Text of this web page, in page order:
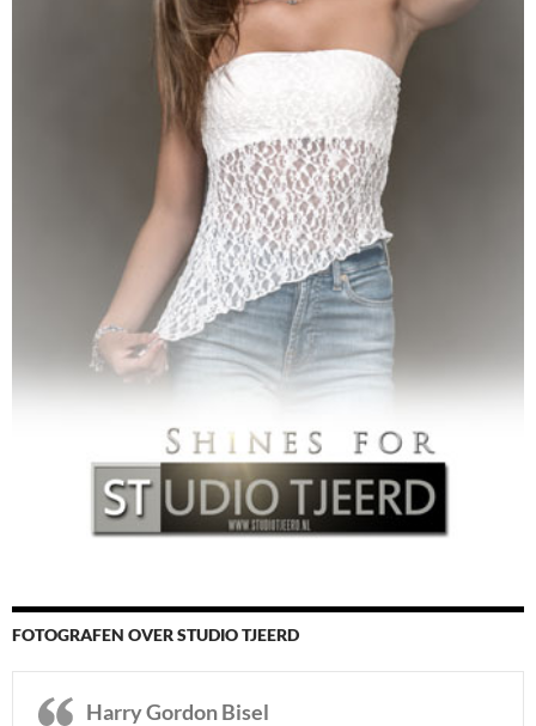
FOTOGRAFEN OVER STUDIO TJEERD
Harry Gordon Bisel